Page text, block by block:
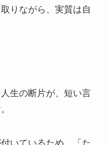
りながら、実質は自
生の断片が、短い言
いているため、「た